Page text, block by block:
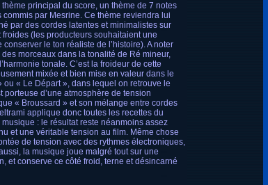
principal du score, un thème de 7 notes
par Mesrine. Ce thème reviendra lui
par des cordes latentes et minimalistes sur
(les producteurs souhaitaient une
le ton réaliste de l’histoire). A noter
morceaux dans la tonalité de Ré mineur,
tonale. C’est la froideur de cette
mixée et bien mise en valeur dans le
« Le Départ », dans lequel on retrouve le
d’une atmosphère de tension
« Broussard » et son mélange entre cordes
applique donc toutes les recettes du
: le résultat reste néanmoins assez
et une véritable tension au film. Même chose
de tension avec des rythmes électroniques,
la musique joue malgré tout sur une
et conserve ce côté froid, terne et désincarné